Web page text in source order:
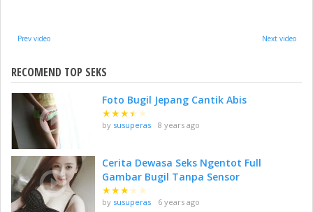
Prev video Next video
RECOMEND TOP SEKS
Foto Bugil Jepang Cantik Abis
★★★★ ★
by susuperas 8 years ago
Cerita Dewasa Seks Ngentot Full
Gambar Bugil Tanpa Sensor
★★★★ ★
by susuperas 6 years ago